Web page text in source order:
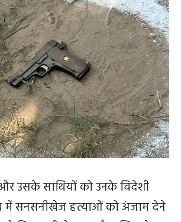
और उसके साथियों को उनके विदेशी
सनसनीखेज हत्याओं को अंजाम देने